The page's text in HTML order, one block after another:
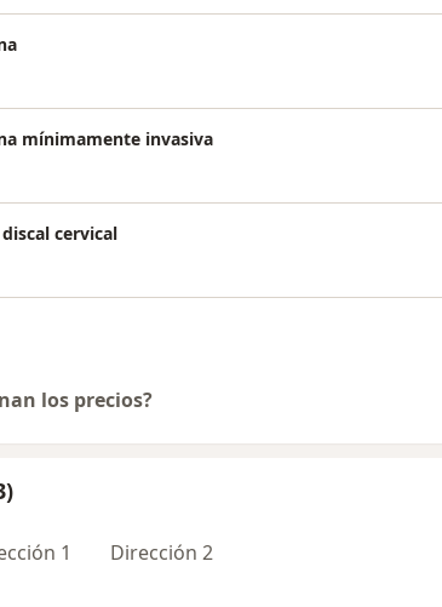
mínimamente invasiva
cervical
los precios?
1 Dirección 2